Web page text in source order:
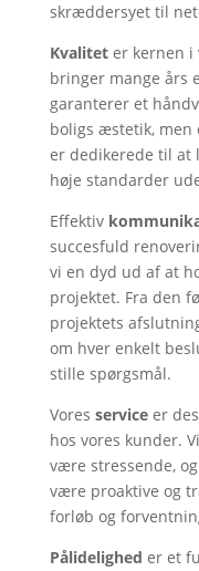
skræddersyet til
Kvaliteter kernen i
bringer mange års
garanterer et
boligs æstetik, men
er dedikerede til at
høje standarder
Effektiv
succesfuld
vi en dyd ud af at
projektet. Fra den
projektets
om hver enkelt
stille spørgsmål.
Vores serviceer
hos vores kunder.
være stressende,
være proaktive og
forløb og
Pålidelighed er et